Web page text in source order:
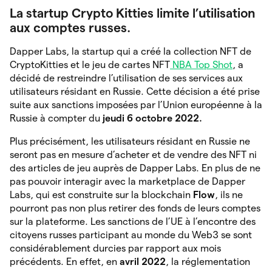
La startup Crypto Kitties limite l’utilisation
aux comptes russes.
Dapper Labs, la startup qui a créé la collection NFT de
CryptoKitties et le jeu de cartes NFT NBA Top Shot, a
décidé de restreindre l’utilisation de ses services aux
utilisateurs résidant en Russie. Cette décision a été prise
suite aux sanctions imposées par l’Union européenne à la
Russie à compter du jeudi 6 octobre 2022.
Plus précisément, les utilisateurs résidant en Russie ne
seront pas en mesure d’acheter et de vendre des NFT ni
des articles de jeu auprès de Dapper Labs. En plus de ne
pas pouvoir interagir avec la marketplace de Dapper
Labs, qui est construite sur la blockchain Flow, ils ne
pourront pas non plus retirer des fonds de leurs comptes
sur la plateforme. Les sanctions de l’UE à l’encontre des
citoyens russes participant au monde du Web3 se sont
considérablement durcies par rapport aux mois
précédents. En effet, en avril 2022, la réglementation